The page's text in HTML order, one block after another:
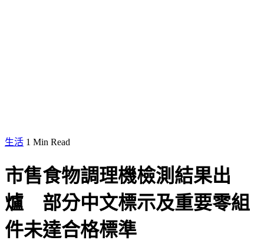
生活 1 Min Read
市售食物調理機檢測結果出
爐 部分中文標示及重要零組
件未達合格標準